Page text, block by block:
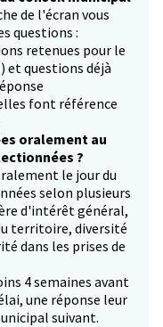
de l'écran vous
questions :
retenues pour le
et questions déjà
font référence
oralement au
?
le jour du
selon plusieurs
d'intérêt général,
territoire, diversité
dans les prises de
4 semaines avant
une réponse leur
suivant.